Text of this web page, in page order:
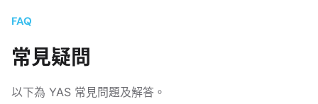
FAQ
常見疑問
以下為 YAS 常見問題及解答。